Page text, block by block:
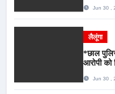
Jun 30 ,
लैलूंगा
*छाल
आरोपी को
Jun 30 ,